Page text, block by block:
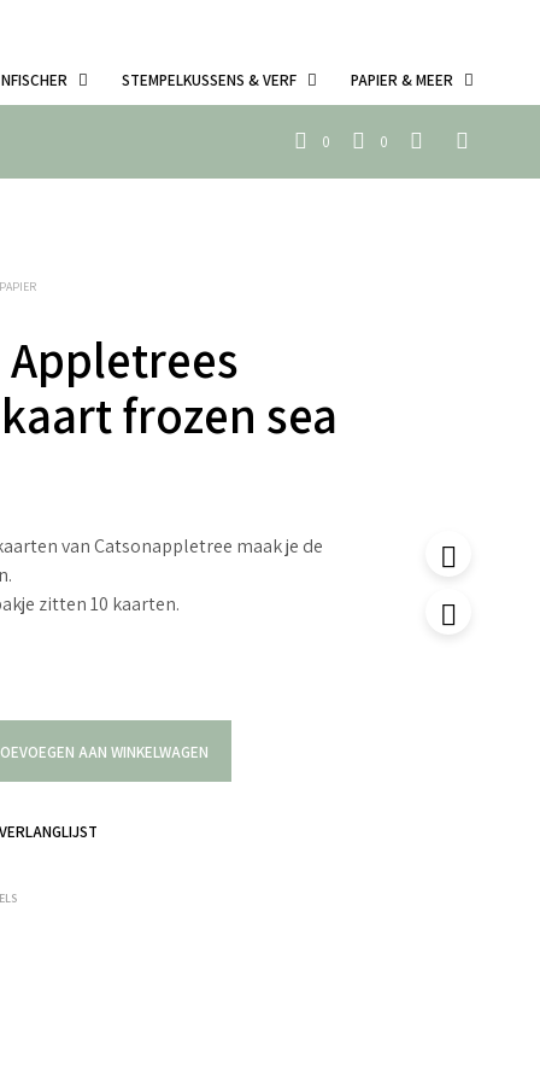
STEMPELKUSSENS & VERF PAPIER & MEER
0 0
PAPIER
Appletrees
frozen sea
van Catsonappletree maak je de
zitten 10 kaarten.
AAN WINKELWAGEN